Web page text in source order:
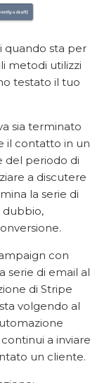
quando sta per
metodi utilizzi
testato il tuo
sia terminato
il contatto in un
del periodo di
a discutere
la serie di
dubbio,
con
serie di email al
di Stripe
volgendo al
a inviare
un cliente.